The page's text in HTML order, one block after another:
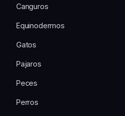
Canguros
Equinodermos
Gatos
Pajaros
Peces
Perros